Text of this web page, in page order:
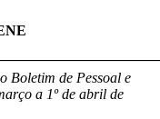
Boletim de Pessoal e
a 1º de abril de